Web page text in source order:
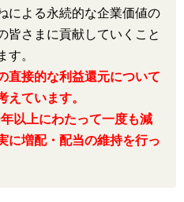
による永続的な企業価値の
皆さまに貢献していくこと
す。
直接的な利益還元について
えています。
以上にわたって一度も減
に増配・配当の維持を行っ